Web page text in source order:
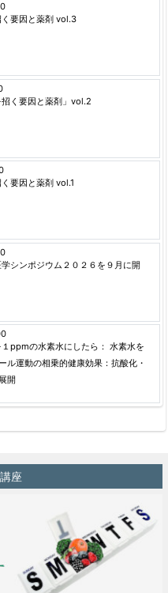
く要因と薬剤 vol.3
招く要因と薬剤」vol.2
要因と薬剤 vol.1
学シンポジウム２０２６を９月に開
ppmの水素水にしたら： 水素水を
ル運動の相乗的健康効果：抗酸化・
開
座